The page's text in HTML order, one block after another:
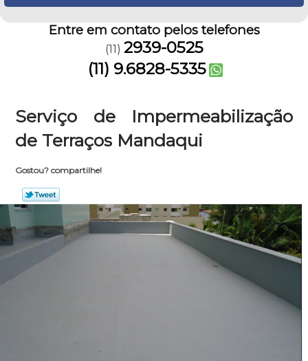
Entre em contato pelos telefones
(11) 2939-0525
(11) 9.6828-5335
Serviço de Impermeabilização
de Terraços Mandaqui
Gostou? compartilhe!